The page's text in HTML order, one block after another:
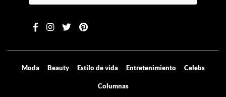
Moda Beauty Estilo de vida Entretenimiento Celebs
Columnas